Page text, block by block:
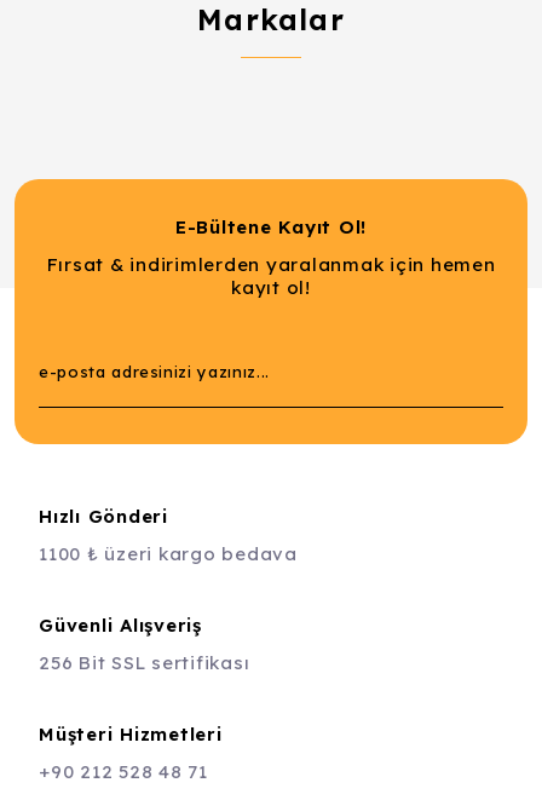
Markalar
E-Bültene Kayıt Ol!
Fırsat & indirimlerden yaralanmak için hemen
kayıt ol!
Hızlı Gönderi
1100 ₺ üzeri kargo bedava
Güvenli Alışveriş
256 Bit SSL sertifikası
Müşteri Hizmetleri
+90 212 528 48 71